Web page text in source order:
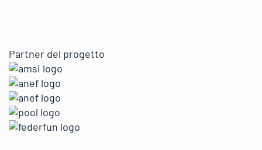
Partner del progetto